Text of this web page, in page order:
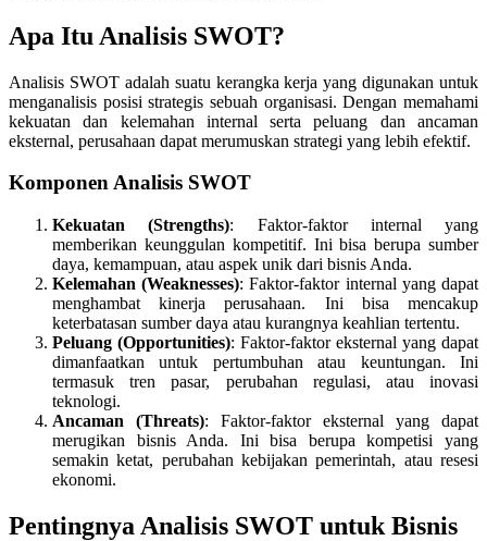
Apa Itu Analisis SWOT?
Analisis SWOT adalah suatu kerangka kerja yang digunakan untuk
menganalisis posisi strategis sebuah organisasi. Dengan memahami
kekuatan dan kelemahan internal serta peluang dan ancaman
eksternal, perusahaan dapat merumuskan strategi yang lebih efektif.
Komponen Analisis SWOT
Kekuatan (Strengths): Faktor-faktor internal yang
memberikan keunggulan kompetitif. Ini bisa berupa sumber
daya, kemampuan, atau aspek unik dari bisnis Anda.
Kelemahan (Weaknesses): Faktor-faktor internal yang dapat
menghambat kinerja perusahaan. Ini bisa mencakup
keterbatasan sumber daya atau kurangnya keahlian tertentu.
Peluang (Opportunities): Faktor-faktor eksternal yang dapat
dimanfaatkan untuk pertumbuhan atau keuntungan. Ini
termasuk tren pasar, perubahan regulasi, atau inovasi
teknologi.
Ancaman (Threats): Faktor-faktor eksternal yang dapat
merugikan bisnis Anda. Ini bisa berupa kompetisi yang
semakin ketat, perubahan kebijakan pemerintah, atau resesi
ekonomi.
Pentingnya Analisis SWOT untuk Bisnis